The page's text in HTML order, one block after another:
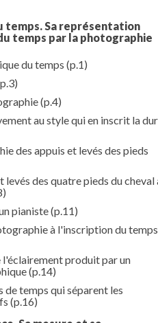
temps. Sa représentation
temps par la photographie
du temps (p.1)
(p.4)
au style qui en inscrit la
des appuis et levés des pieds
des quatre pieds du cheval
pianiste(p.11)
à l'inscription du temps
l'éclairement produit par un
(p.14)
de temps qui séparent les
(p.16)